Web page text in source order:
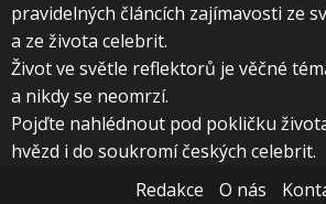
pravidelných článcích zajímavosti ze
a ze života celebrit.
Život ve světle reflektorů je věčné
a nikdy se neomrzí.
Pojďte nahlédnout pod pokličku
hvězd i do soukromí českých celebrit.
Redakce
O nás